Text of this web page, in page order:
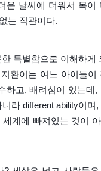
날씨에 더워서 목이
는 직관이다.
특별함으로 이해하게
환이는 여느 아이들이
하고, 배려심이 있는데
라 different ability이
계에 빠져있는 것이